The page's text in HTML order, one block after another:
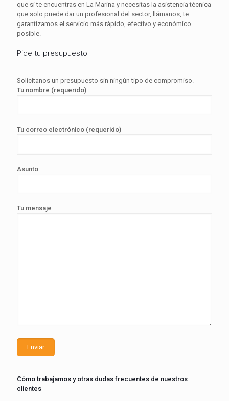
que si te encuentras en La Marina y necesitas la asistencia técnica
que solo puede dar un profesional del sector, llámanos, te
garantizamos el servicio más rápido, efectivo y económico
posible.
Pide tu presupuesto
Solicitanos un presupuesto sin ningún tipo de compromiso.
Tu nombre (requerido)
Tu correo electrónico (requerido)
Asunto
Tu mensaje
Cómo trabajamos y otras dudas frecuentes de nuestros
clientes